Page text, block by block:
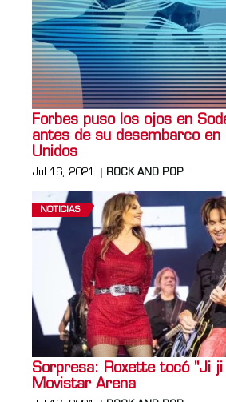
Forbes puso los ojos en
antes de su desembarco en
Unidos
Jul 16, 2021 ROCK AND POP
NOTICIAS
Sorpresa: Roxette tocó "Ji ji
Movistar Arena